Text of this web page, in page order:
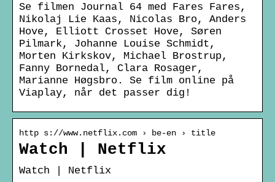
Se filmen Journal 64 med Fares Fares,
Nikolaj Lie Kaas, Nicolas Bro, Anders
Hove, Elliott Crosset Hove, Søren
Pilmark, Johanne Louise Schmidt,
Morten Kirkskov, Michael Brostrup,
Fanny Bornedal, Clara Rosager,
Marianne Høgsbro. Se film online på
Viaplay, når det passer dig!
http s://www.netflix.com › be-en › title
Watch | Netflix
Watch | Netflix